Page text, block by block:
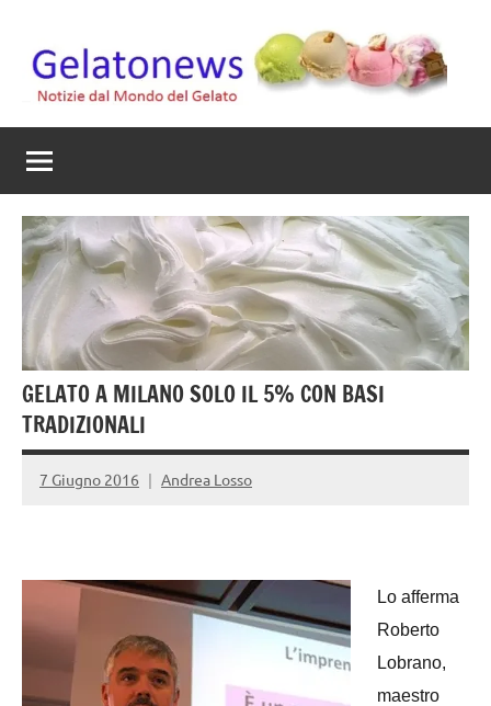
contenuto
Gelato
News
mondo
del
gelato
artigianale
GELATO A MILANO SOLO IL 5% CON BASI
TRADIZIONALI
7 Giugno 2016 Andrea Losso
Lo afferma
Roberto
Lobrano,
maestro